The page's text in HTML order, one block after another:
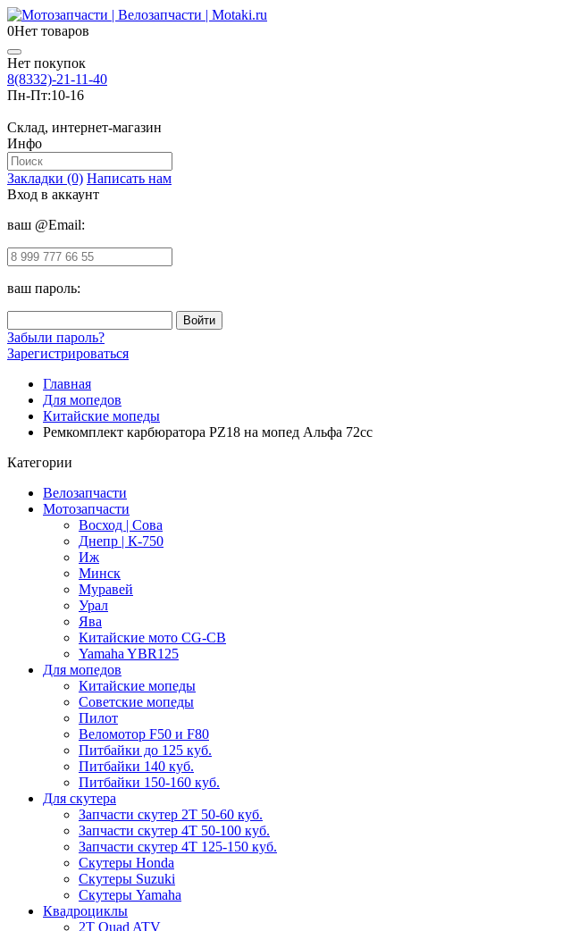
0Нет товаров
Нет покупок
8(8332)-21-11-40
Пн-Пт:10-16
Склад, интернет-магазин
Инфо
Закладки (0) Написать нам
Вход в аккаунт
ваш @Email:
ваш пароль:
Забыли пароль?
Зарегистрироваться
Главная
Для мопедов
Китайские мопеды
Ремкомплект карбюратора PZ18 на мопед Альфа 72cc
Категории
Велозапчасти
Мотозапчасти
Восход | Сова
Днепр | К-750
Иж
Минск
Муравей
Урал
Ява
Китайские мото CG-CB
Yamaha YBR125
Для мопедов
Китайские мопеды
Советские мопеды
Пилот
Веломотор F50 и F80
Питбайки до 125 куб.
Питбайки 140 куб.
Питбайки 150-160 куб.
Для скутера
Запчасти скутер 2Т 50-60 куб.
Запчасти скутер 4Т 50-100 куб.
Запчасти скутер 4Т 125-150 куб.
Скутеры Honda
Скутеры Suzuki
Скутеры Yamaha
Квадроциклы
2T Quad ATV